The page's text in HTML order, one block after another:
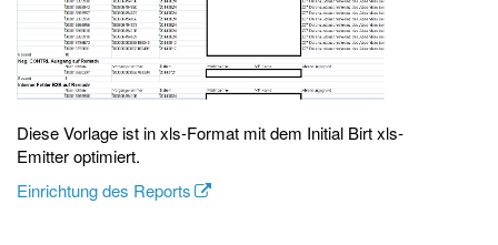
Diese Vorlage ist in xls-Format mit dem Initial Birt xls-
Emitter optimiert.
Einrichtung des Reports